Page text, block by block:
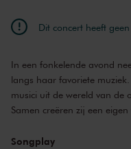
Dit concert heeft
In een fonkelende avond
langs haar favoriete
musici uit de wereld van de
Samen creëren zij een
Songplay